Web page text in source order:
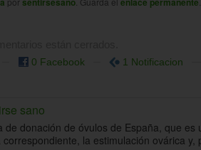
0 Facebook 1 Notificacion
sano
donación de óvulos de España, que es
la estimulación ovárica